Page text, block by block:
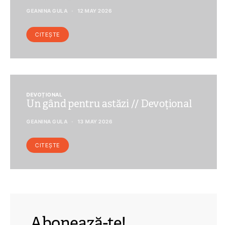
GEANINA GULA 12 MAY 2026
CITEȘTE
DEVOȚIONAL
Un gând pentru astăzi // Devoțional
GEANINA GULA 13 MAY 2026
CITEȘTE